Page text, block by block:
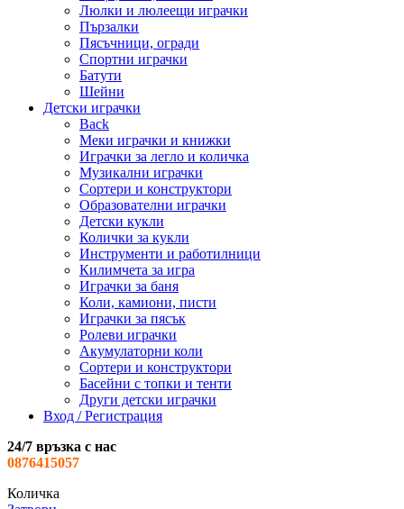
Люлки и люлеещи играчки
Пързалки
Пясъчници, огради
Спортни играчки
Батути
Шейни
Детски играчки
Back
Меки играчки и книжки
Играчки за легло и количка
Музикални играчки
Сортери и конструктори
Образователни играчки
Детски кукли
Колички за кукли
Инструменти и работилници
Килимчета за игра
Играчки за баня
Коли, камиони, писти
Играчки за пясък
Ролеви играчки
Акумулаторни коли
Сортери и конструктори
Басейни с топки и тенти
Други детски играчки
Вход / Регистрация
24/7 връзка с нас
0876415057
Количка